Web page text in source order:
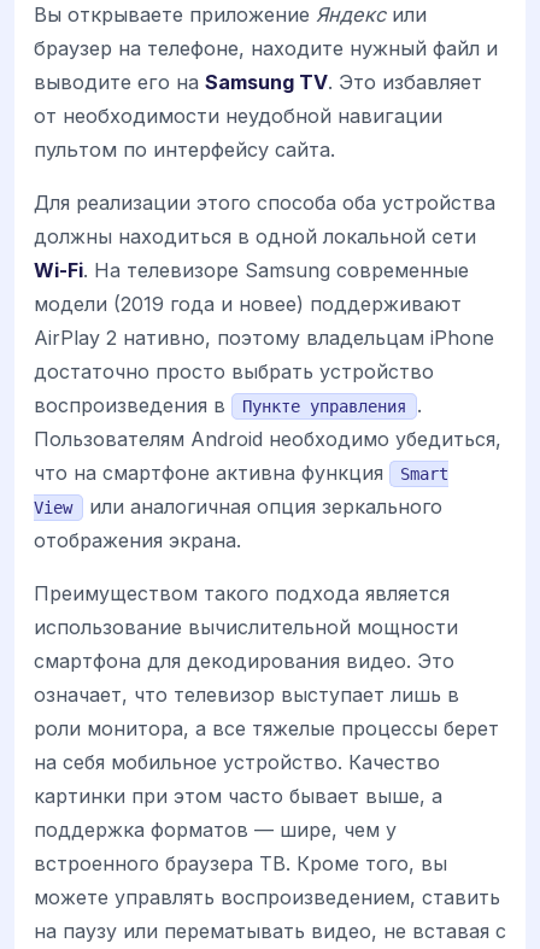
Вы открываете приложение Яндексили
браузер на телефоне, находите нужный файл и
выводите его на Samsung TV. Это избавляет
от необходимости неудобной навигации
пультом по интерфейсу сайта.
Для реализации этого способа оба устройства
должны находиться в одной локальной сети
Wi-Fi. На телевизоре Samsung современные
модели (2019 года и новее) поддерживают
AirPlay 2 нативно, поэтому владельцам iPhone
достаточно просто выбрать устройство
воспроизведения в
Пункте управления
.
Пользователям Android необходимо убедиться,
что на смартфоне активна функция
Smart
View
или аналогичная опция зеркального
отображения экрана.
Преимуществом такого подхода является
использование вычислительной мощности
смартфона для декодирования видео. Это
означает, что телевизор выступает лишь в
роли монитора, а все тяжелые процессы берет
на себя мобильное устройство. Качество
картинки при этом часто бывает выше, а
поддержка форматов — шире, чем у
встроенного браузера ТВ. Кроме того, вы
можете управлять воспроизведением, ставить
на паузу или перематывать видео, не вставая с